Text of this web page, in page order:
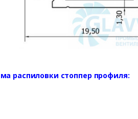
распиловки стоппер профиля: